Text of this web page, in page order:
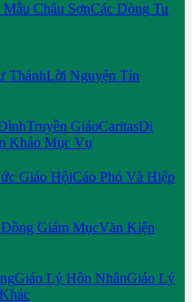
Châu SơnCác Dòng Tu
ThánhLời Nguyện Tín
Truyền GiáoCaritasDi
Khảo Mục Vụ
Giáo HộiCáo Phó Và Hiệp
Giám MụcVăn Kiện
Giáo Lý Hôn NhânGiáo Lý